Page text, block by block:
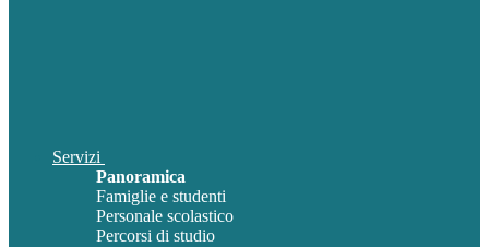
Servizi
Panoramica
Famiglie e studenti
Personale scolastico
Percorsi di studio